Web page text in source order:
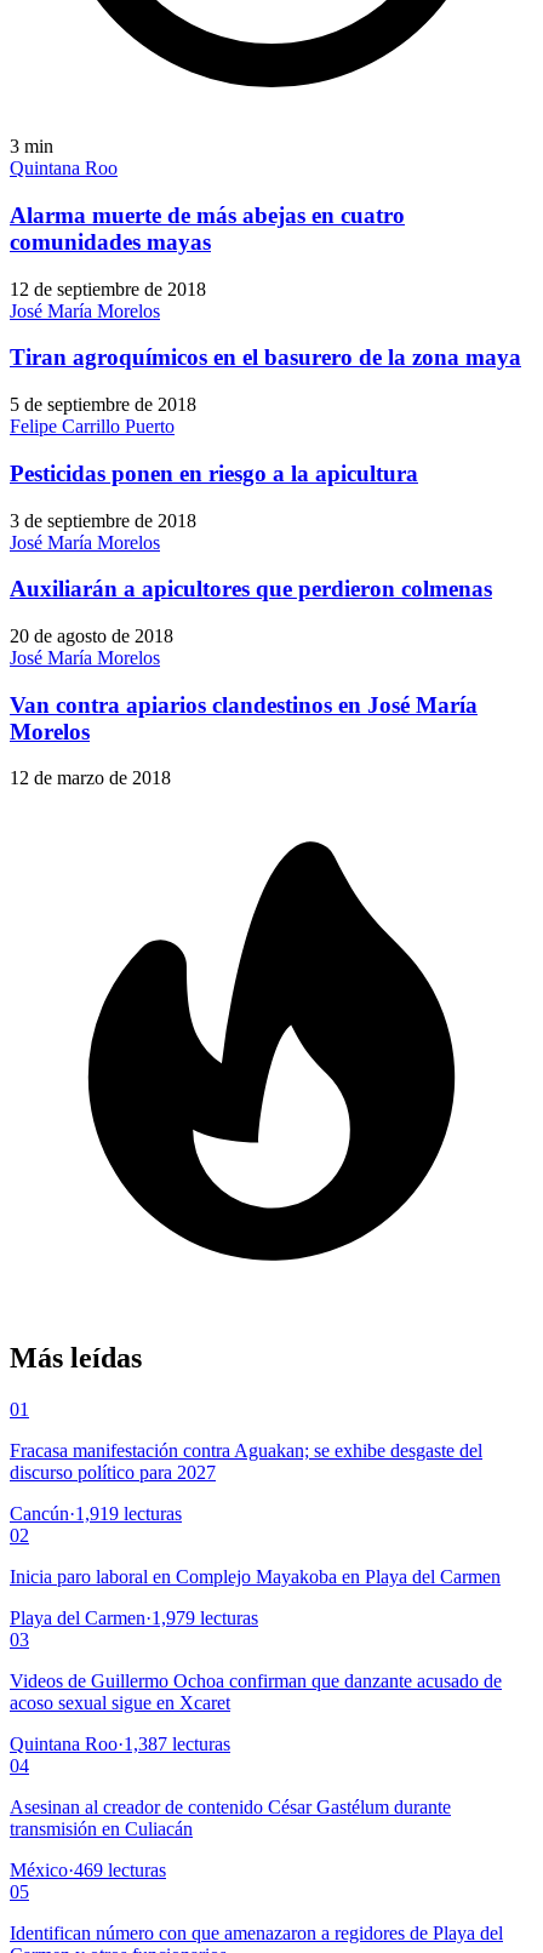
3 min
Quintana Roo
Alarma muerte de más abejas en cuatro
comunidades mayas
12 de septiembre de 2018
José María Morelos
Tiran agroquímicos en el basurero de la zona maya
5 de septiembre de 2018
Felipe Carrillo Puerto
Pesticidas ponen en riesgo a la apicultura
3 de septiembre de 2018
José María Morelos
Auxiliarán a apicultores que perdieron colmenas
20 de agosto de 2018
José María Morelos
Van contra apiarios clandestinos en José María
Morelos
12 de marzo de 2018
Más leídas
01
Fracasa manifestación contra Aguakan; se exhibe desgaste del
discurso político para 2027
Cancún·1,919 lecturas
02
Inicia paro laboral en Complejo Mayakoba en Playa del Carmen
Playa del Carmen·1,979 lecturas
03
Videos de Guillermo Ochoa confirman que danzante acusado de
acoso sexual sigue en Xcaret
Quintana Roo·1,387 lecturas
04
Asesinan al creador de contenido César Gastélum durante
transmisión en Culiacán
México·469 lecturas
05
Identifican número con que amenazaron a regidores de Playa del